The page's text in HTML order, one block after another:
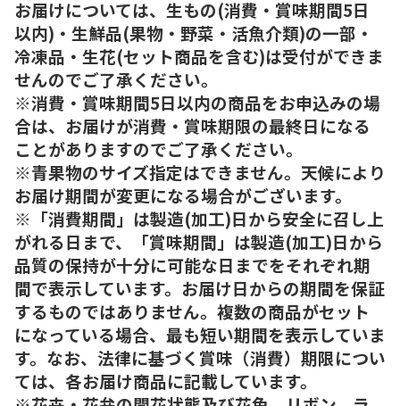
お届けについては、生もの(消費・賞味期間5日
以内)・生鮮品(果物・野菜・活魚介類)の一部・
冷凍品・生花(セット商品を含む)は受付ができま
せんのでご了承ください。
※消費・賞味期間5日以内の商品をお申込みの場
合は、お届けが消費・賞味期限の最終日になる
ことがありますのでご了承ください。
※青果物のサイズ指定はできません。天候により
お届け期間が変更になる場合がございます。
※「消費期間」は製造(加工)日から安全に召し上
がれる日まで、「賞味期間」は製造(加工)日から
品質の保持が十分に可能な日までをそれぞれ期
間で表示しています。お届け日からの期間を保証
するものではありません。複数の商品がセット
になっている場合、最も短い期間を表示していま
す。なお、法律に基づく賞味（消費）期限につい
ては、各お届け商品に記載しています。